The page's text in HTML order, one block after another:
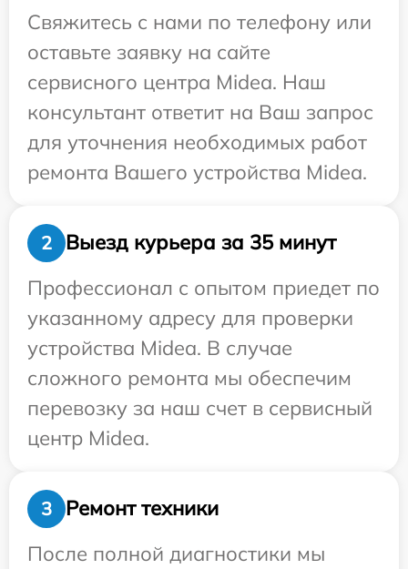
Свяжитесь с нами по телефону или
оставьте заявку на сайте
сервисного центра Midea. Наш
консультант ответит на Ваш запрос
для уточнения необходимых работ
ремонта Вашего устройства Midea.
2
Выезд курьера за 35 минут
Профессионал с опытом приедет по
указанному адресу для проверки
устройства Midea. В случае
сложного ремонта мы обеспечим
перевозку за наш счет в сервисный
центр Midea.
3
Ремонт техники
После полной диагностики мы